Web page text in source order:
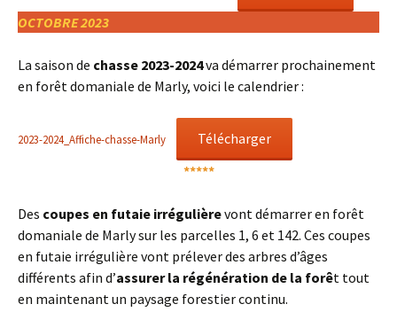
OCTOBRE 2023
La saison de chasse 2023-2024va démarrer prochainement
en forêt domaniale de Marly, voici le calendrier :
2023-2024_Affiche-chasse-Marly
Télécharger
*****
Des coupes en futaie irrégulièrevont démarrer en forêt
domaniale de Marly sur les parcelles 1, 6 et 142. Ces coupes
en futaie irrégulière vont prélever des arbres d’âges
différents afin d’assurer la régénération de la forêt tout
en maintenant un paysage forestier continu.